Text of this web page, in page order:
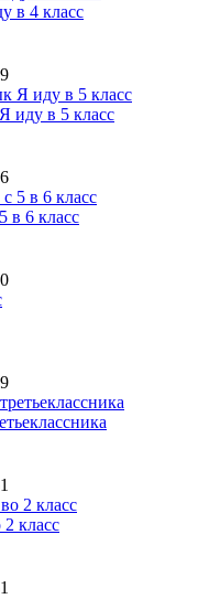
в 4 класс
иду в 5 класс
в 6 класс
класс